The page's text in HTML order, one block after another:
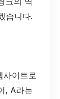
습니다.
사이트로
, A라는